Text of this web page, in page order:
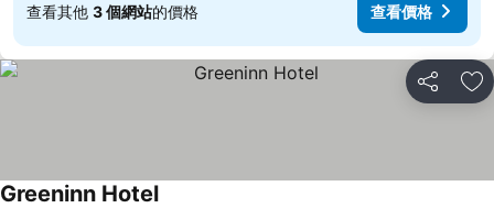
查看其他 3 個網站的價格 查看價格
分享 加
Greeninn Hotel